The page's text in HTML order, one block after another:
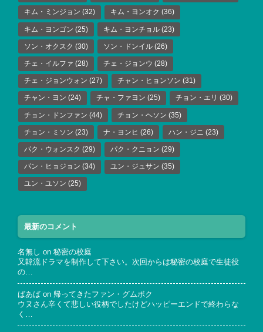
キム・ミンジョン (32) キム・ヨンオク (36)
キム・ヨンゴン (25) キム・ヨンチョル (23)
ソン・オクスク (30) ソン・ドンイル (26)
チェ・イルファ (28) チェ・ジョンウ (28)
チェ・ジョンウォン (27) チャン・ヒョンソン (31)
チャン・ヨン (24) チャ・ファヨン (25) チョン・エリ (30)
チョン・ドンファン (44) チョン・ヘソン (35)
チョン・ミソン (23) ナ・ヨンヒ (26) ハン・ジニ (23)
パク・ウォンスク (29) パク・クニョン (29)
パン・ヒョジョン (34) ユン・ジュサン (35)
ユン・ユソン (25)
最新のコメント
名無し on 秘密の校庭
又韓流ドラマを制作して下さい。次回からは秘密の校庭で生徒役
の…
ばあば on 帰ってきたファン・グムボク
ウヌさん辛くて悲しい役柄でしたけどハッピーエンドで終わらな
く…